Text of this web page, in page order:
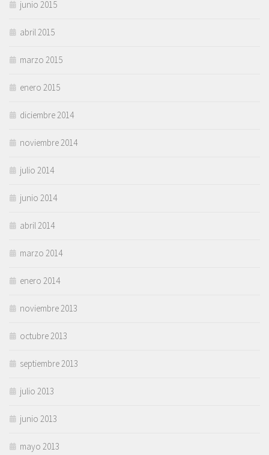
junio 2015
abril 2015
marzo 2015
enero 2015
diciembre 2014
noviembre 2014
julio 2014
junio 2014
abril 2014
marzo 2014
enero 2014
noviembre 2013
octubre 2013
septiembre 2013
julio 2013
junio 2013
mayo 2013